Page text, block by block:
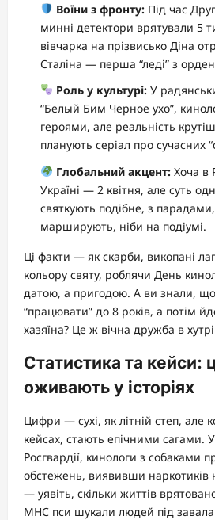
Воїни з фронту:Під час
минні детектори врятували 5
вівчарка на прізвисько Діна
Сталіна — перша “леді” з
Роль у культурі:У
“Белый Бим Черное ухо”,
героями, але реальність
планують серіал про сучасних
Глобальний акцент:Хоча в
Україні — 2 квітня, але суть
святкують подібне, з
марширують, ніби на подіумі.
Ці факти — як скарби, викопані
кольору святу, роблячи День
датою, а пригодою. А ви знали,
“працювати” до 8 років, а потім
хазяїна? Це ж вічна дружба в
Статистика та кейси:
оживають у історіях
Цифри — сухі, як літній степ, але
кейсах, стають епічними сагами.
Росгвардії, кинологи з собаками
обстежень, виявивши наркотиків
— уявіть, скільки життів
МНС пси шукали людей під